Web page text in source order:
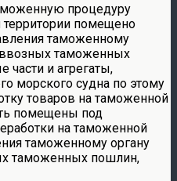
процедуру
помещено
таможенному
ввозных таможенных
части и агрегаты,
морского судна по этому
товаров на таможенной
помещены под
на таможенной
таможенному органу
таможенных пошлин,